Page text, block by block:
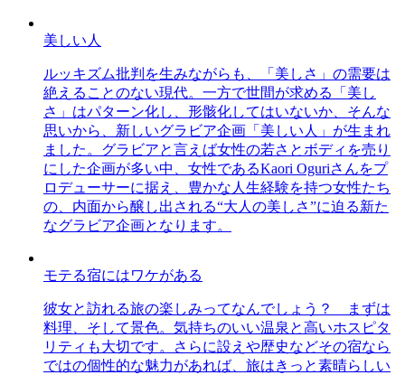
美しい人
ルッキズム批判を生みながらも、「美しさ」の需要は
絶えることのない現代。一方で世間が求める「美し
さ」はパターン化し、形骸化してはいないか、そんな
思いから、新しいグラビア企画「美しい人」が生まれ
ました。グラビアと言えば女性の若さとボディを売り
にした企画が多い中、女性であるKaori Oguriさんをプ
ロデューサーに据え、豊かな人生経験を持つ女性たち
の、内面から醸し出される“大人の美しさ”に迫る新た
なグラビア企画となります。
モテる宿にはワケがある
彼女と訪れる旅の楽しみってなんでしょう？ まずは
料理、そして景色。気持ちのいい温泉と高いホスピタ
リティも大切です。さらに設えや歴史などその宿なら
ではの個性的な魅力があれば、旅はきっと素晴らしい